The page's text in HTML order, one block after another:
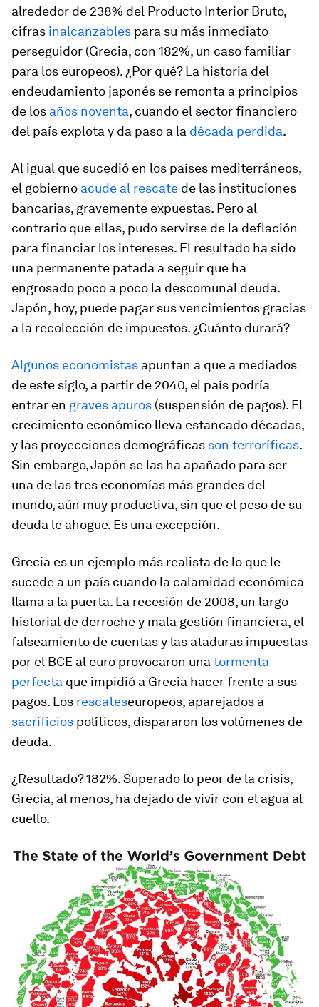
alrededor de 238% del Producto Interior Bruto,
cifras inalcanzables para su más inmediato
perseguidor (Grecia, con 182%, un caso familiar
para los europeos). ¿Por qué? La historia del
endeudamiento japonés se remonta a principios
de los años noventa, cuando el sector financiero
del país explota y da paso a la década perdida.
Al igual que sucedió en los países mediterráneos,
el gobierno acude al rescate de las instituciones
bancarias, gravemente expuestas. Pero al
contrario que ellas, pudo servirse de la deflación
para financiar los intereses. El resultado ha sido
una permanente patada a seguir que ha
engrosado poco a poco la descomunal deuda.
Japón, hoy, puede pagar sus vencimientos gracias
a la recolección de impuestos. ¿Cuánto durará?
Algunos economistas apuntan a que a mediados
de este siglo, a partir de 2040, el país podría
entrar en graves apuros (suspensión de pagos). El
crecimiento económico lleva estancado décadas,
y las proyecciones demográficas son terroríficas.
Sin embargo, Japón se las ha apañado para ser
una de las tres economías más grandes del
mundo, aún muy productiva, sin que el peso de su
deuda le ahogue. Es una excepción.
Grecia es un ejemplo más realista de lo que le
sucede a un país cuando la calamidad económica
llama a la puerta. La recesión de 2008, un largo
historial de derroche y mala gestión financiera, el
falseamiento de cuentas y las ataduras impuestas
por el BCE al euro provocaron una tormenta
perfecta que impidió a Grecia hacer frente a sus
pagos. Los rescateseuropeos, aparejados a
sacrificios políticos, dispararon los volúmenes de
deuda.
¿Resultado? 182%. Superado lo peor de la crisis,
Grecia, al menos, ha dejado de vivir con el agua al
cuello.